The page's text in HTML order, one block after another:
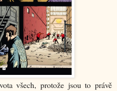
všech, protože jsou to právě